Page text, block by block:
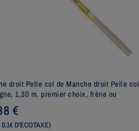
droit Pelle col de Manche droit Pelle col
1,30 m. premier choix, frêne ou
€
D'ECOTAXE)